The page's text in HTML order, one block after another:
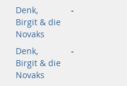
Denk,
Birgit & die
Novaks
-
Denk,
Birgit & die
Novaks
-